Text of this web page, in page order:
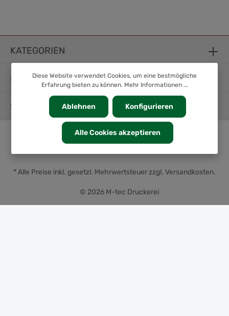
KATEGORIEN
INFORMATION
SERVICE
© 2026 M-tec Druckerei
* Alle Preise inkl. gesetzl. Mehrwertsteuer zzgl. Versandkosten.
Diese Website verwendet Cookies, um eine bestmögliche
Erfahrung bieten zu können. Mehr Informationen ...
Ablehnen Konfigurieren
Alle Cookies akzeptieren